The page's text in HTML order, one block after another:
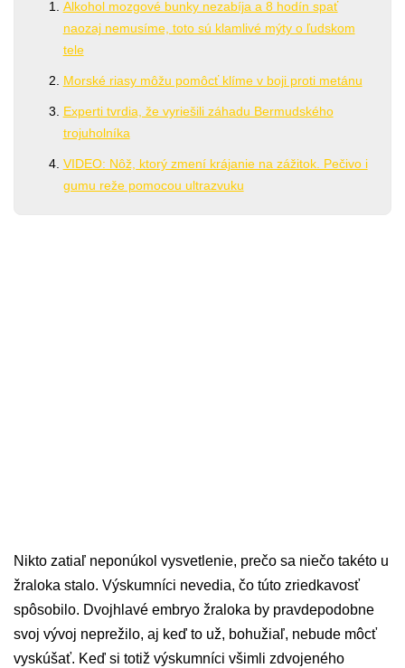
Alkohol mozgové bunky nezabíja a 8 hodín spať
naozaj nemusíme, toto sú klamlivé mýty o ľudskom
tele
Morské riasy môžu pomôcť klíme v boji proti metánu
Experti tvrdia, že vyriešili záhadu Bermudského
trojuholníka
VIDEO: Nôž, ktorý zmení krájanie na zážitok. Pečivo i
gumu reže pomocou ultrazvuku
Nikto zatiaľ neponúkol vysvetlenie, prečo sa niečo takéto u
žraloka stalo. Výskumníci nevedia, čo túto zriedkavosť
spôsobilo. Dvojhlavé embryo žraloka by pravdepodobne
svoj vývoj neprežilo, aj keď to už, bohužiaľ, nebude môcť
vyskúšať. Keď si totiž výskumníci všimli zdvojeného